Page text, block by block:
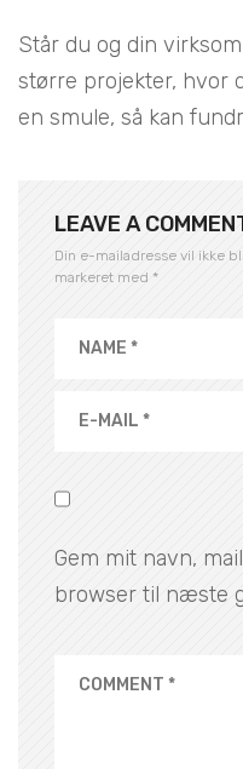
Står du og din
større projekter, hvor
en smule, så kan
LEAVE A
Din e-mailadresse vil ikke
markeret med *
Gem mit navn,
browser til næste